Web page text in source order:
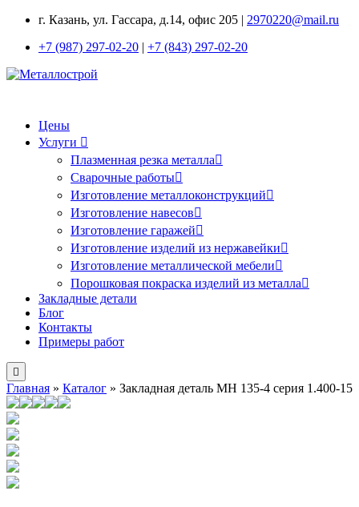
г. Казань, ул. Гассара, д.14, офис 205 | 2970220@mail.ru
+7 (987) 297-02-20 | +7 (843) 297-02-20
Цены
Услуги
Плазменная резка металла
Сварочные работы
Изготовление металлоконструкций
Изготовление навесов
Изготовление гаражей
Изготовление изделий из нержавейки
Изготовление металлической мебели
Порошковая покраска изделий из металла
Закладные детали
Блог
Контакты
Примеры работ
Главная » Каталог » Закладная деталь МН 135-4 серия 1.400-15